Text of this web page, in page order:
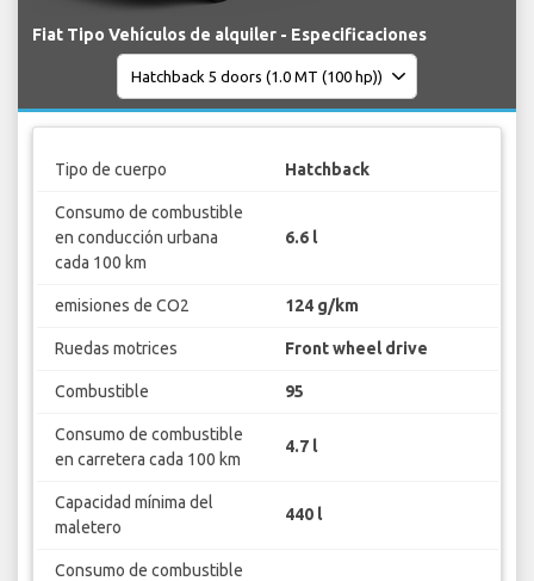
Fiat Tipo Vehículos de alquiler - Especificaciones
Tipo de cuerpo Hatchback
Consumo de combustible
en conducción urbana
cada 100 km
6.6 l
emisiones de CO2 124 g/km
Ruedas motrices Front wheel drive
Combustible 95
Consumo de combustible
en carretera cada 100 km
4.7 l
Capacidad mínima del
maletero
440 l
Consumo de combustible